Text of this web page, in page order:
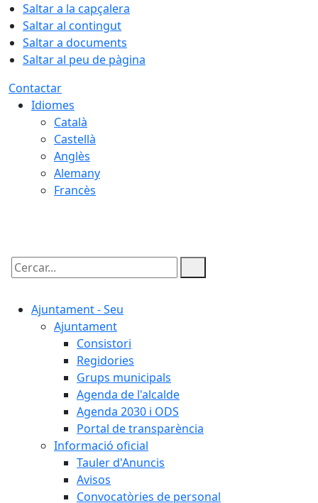
Saltar a la capçalera
Saltar al contingut
Saltar a documents
Saltar al peu de pàgina
Contactar
Idiomes
Català
Castellà
Anglès
Alemany
Francès
Cercar:
Ajuntament - Seu
Ajuntament
Consistori
Regidories
Grups municipals
Agenda de l'alcalde
Agenda 2030 i ODS
Portal de transparència
Informació oficial
Tauler d'Anuncis
Avisos
Convocatòries de personal